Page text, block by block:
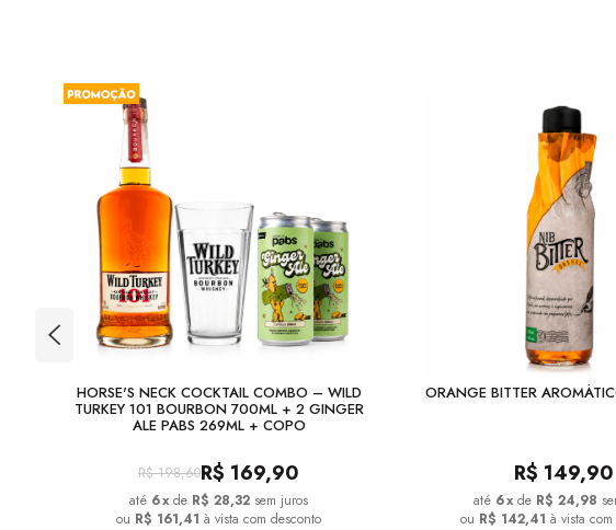
HORSE'S NECK COCKTAIL COMBO – WILD
TURKEY 101 BOURBON 700ML + 2 GINGER
ALE PABS 269ML + COPO
R$ 198,60R$ 169,90
6x de R$ 28,32 sem juros
ou R$ 161,41 à vista com desconto
ORANGE BITTER
R$ 149,90
6x de R$ 24,98
ou R$ 142,41 à vista